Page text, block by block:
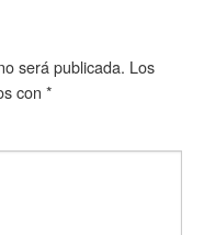
será publicada. Los
con *